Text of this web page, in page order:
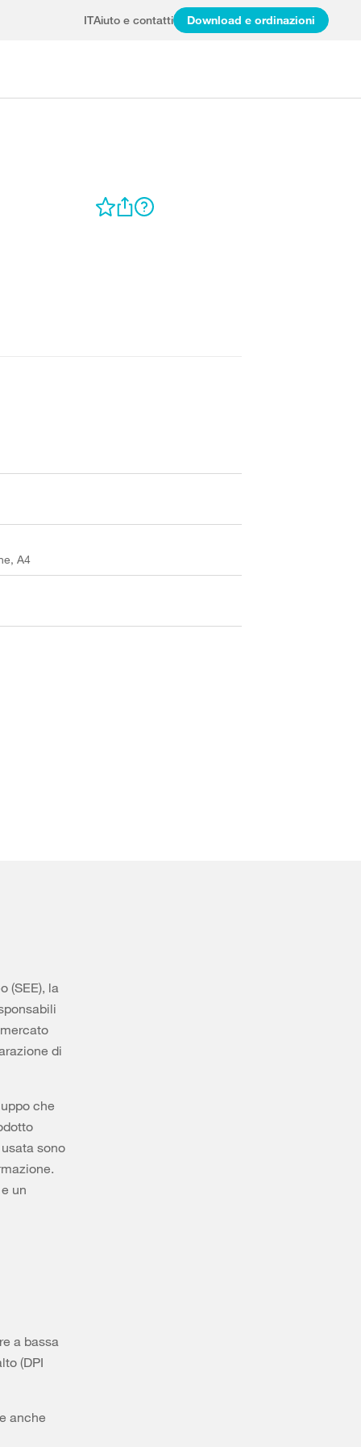
ITAiuto e contatti Download e ordinazioni
A4
(SEE), la
di
che
sono
un
a bassa
(DPI
anche